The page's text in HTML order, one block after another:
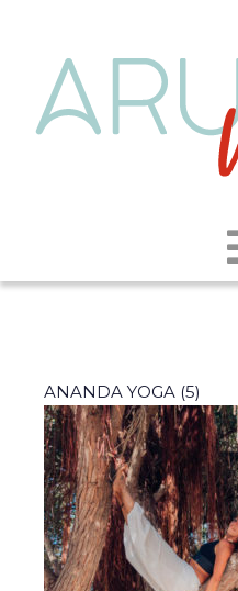
ANANDA YOGA (5)